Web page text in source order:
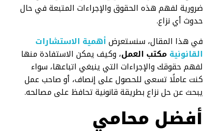
ضرورية لفهم هذه الحقوق والإجراءات المتبعة في حال
حدوث أي نزاع.
في هذا المقال، سنستعرضأهمية الاستشارات
القانونية مكتب العمل، وكيف يمكن الاستفادة منها
لفهم حقوقك والإجراءات التي ينبغي اتباعها، سواء
كنت عاملًا تسعى للحصول على إنصاف، أو صاحب عمل
يبحث عن حل نزاع بطريقة قانونية تحافظ على مصالحه.
أفضل محامي